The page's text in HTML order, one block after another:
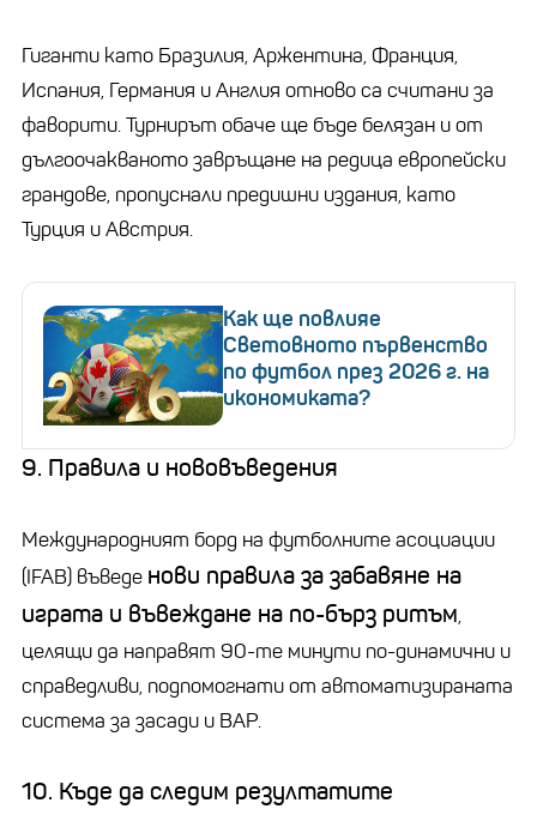
Гиганти като Бразилия, Аржентина, Франция,
Испания, Германия и Англия отново са считани за
фаворити. Турнирът обаче ще бъде белязан и от
дългоочакваното завръщане на редица европейски
грандове, пропуснали предишни издания, като
Турция и Австрия.
Как ще повлияе
Световното първенство
по футбол през 2026 г. на
икономиката?
9. Правила и нововъведения
Международният борд на футболните асоциации
(IFAB) въведе нови правила за забавяне на
играта и въвеждане на по-бърз ритъм,
целящи да направят 90-те минути по-динамични и
справедливи, подпомогнати от автоматизираната
система за засади и ВАР.
10. Къде да следим резултатите